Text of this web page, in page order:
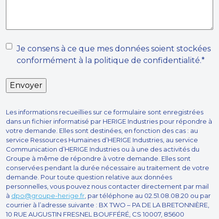
e
R
P
D
*
Je consens à ce que mes données soient stockées
conformément à la politique de confidentialité.*
Les informations recueillies sur ce formulaire sont enregistrées
dans un fichier informatisé par HERIGE Industries pour répondre à
votre demande. Elles sont destinées, en fonction des cas : au
service Ressources Humaines d’HERIGE Industries, au service
Communication d’HERIGE Industries ou à une des activités du
Groupe à même de répondre à votre demande. Elles sont
conservées pendant la durée nécessaire au traitement de votre
demande. Pour toute question relative aux données
personnelles, vous pouvez nous contacter directement par mail
à dpo@groupe-herige.fr , par téléphone au 02.51.08.08.20 ou par
courrier à l’adresse suivante : BX TWO – PA DE LA BRETONNIÈRE,
10 RUE AUGUSTIN FRESNEL BOUFFÉRÉ, CS 10007, 85600